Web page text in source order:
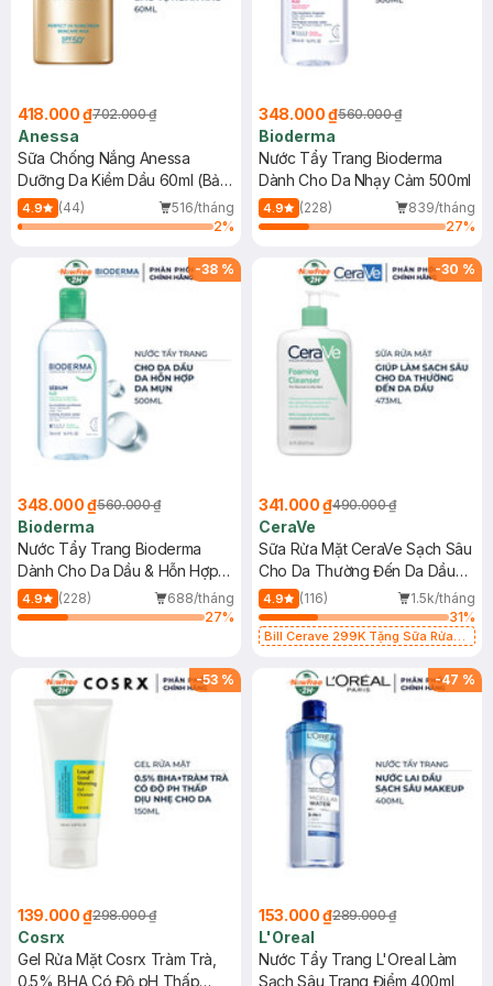
418.000 ₫702.000 ₫
Anessa
Sữa Chống Nắng Anessa
Dưỡng Da Kiềm Dầu 60ml (Bản
Mới)
4.9 (44)
516/tháng
2%
348.000 ₫560.000 ₫
Bioderma
Nước Tẩy Trang Bioderma
Dành Cho Da Nhạy Cảm 500ml
4.9 (228)
839/tháng
27%
-38 %
348.000 ₫560.000 ₫
Bioderma
Nước Tẩy Trang Bioderma
Dành Cho Da Dầu & Hỗn Hợp
500ml
4.9 (228)
688/tháng
27%
-30 %
341.000 ₫490.000 ₫
CeraVe
Sữa Rửa Mặt CeraVe Sạch Sâu
Cho Da Thường Đến Da Dầu
473ml
4.9 (116)
1.5k/tháng
31%
Bill Cerave 299K Tặng Sữa Rửa
-53 %
139.000 ₫298.000 ₫
Cosrx
Gel Rửa Mặt Cosrx Tràm Trà,
0.5% BHA Có Độ pH Thấp
-47 %
153.000 ₫289.000 ₫
L'Oreal
Nước Tẩy Trang L'Oreal Làm
Sạch Sâu Trang Điểm 400ml